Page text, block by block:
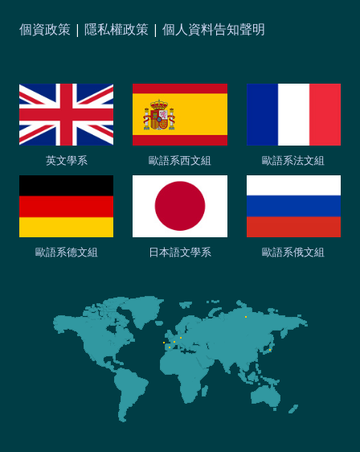
個資政策 | 隱私權政策 | 個人資料告知聲明
英文學系 歐語系西文組 歐語系法文組
歐語系德文組 日本語文學系 歐語系俄文組